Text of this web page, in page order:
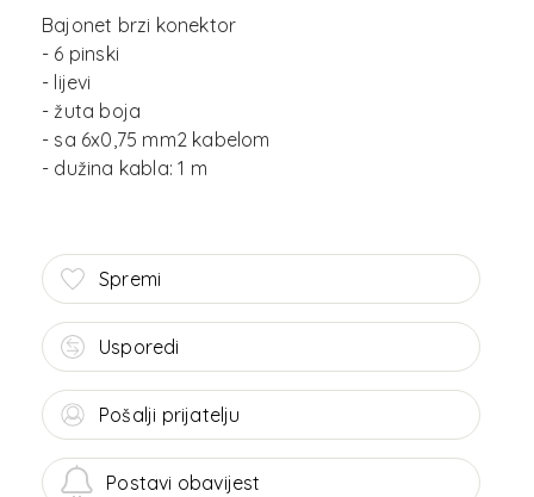
Bajonet brzi konektor
- 6 pinski
- lijevi
- žuta boja
- sa 6x0,75 mm2 kabelom
Spremi
Usporedi
Pošalji prijatelju
Postavi obavijest